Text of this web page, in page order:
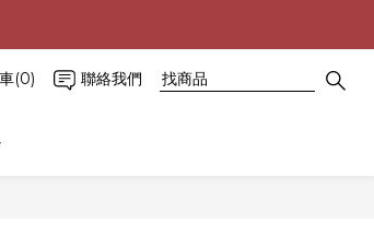
(0) 聯絡我們